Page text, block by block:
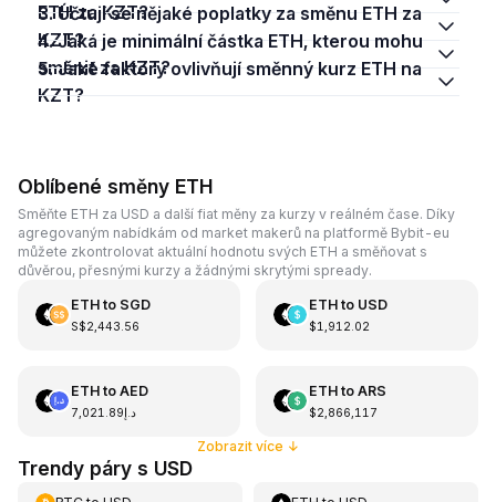
ETH za KZT?
3. Účtují se nějaké poplatky za směnu ETH za
KZT?
4. Jaká je minimální částka ETH, kterou mohu
směnit za KZT?
5. Jaké faktory ovlivňují směnný kurz ETH na
KZT?
Oblíbené směny ETH
Směňte ETH za USD a další fiat měny za kurzy v reálném čase. Díky
agregovaným nabídkám od market makerů na platformě Bybit-eu
můžete zkontrolovat aktuální hodnotu svých ETH a směňovat s
důvěrou, přesnými kurzy a žádnými skrytými spready.
ETHto SGD
S$2,443.56
ETHto USD
$1,912.02
ETHto AED
د.إ7,021.89
ETHto ARS
$2,866,117
Zobrazit více ↓
Trendy páry s USD